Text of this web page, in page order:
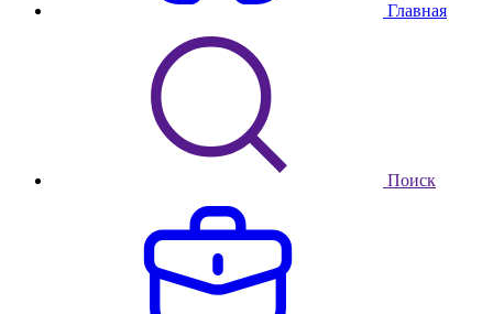
Главная
Поиск